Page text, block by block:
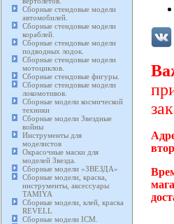
Сборные стендовые модели
автомобилей.
Сборные стендовые модели
кораблей.
Сборные стендовые модели
подводных лодок.
Сборные стендовые модели
мотоциклов.
Сборные стендовые фигуры.
Сборные стендовые модели
локомотивов.
Сборные модели космической
техники
Сборные модели Звездные
войны
Инструменты для
моделистов
Окрасочные маски для
моделей Звезда.
Сборные модели «ЗВЕЗДА»
Сборные модели, краска,
инструменты, аксессуары
TAMIYA
Сборные модели, клей, краска
REVELL
Сборные модели ICM.